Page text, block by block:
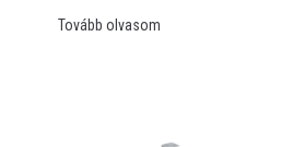
Tovább olvasom